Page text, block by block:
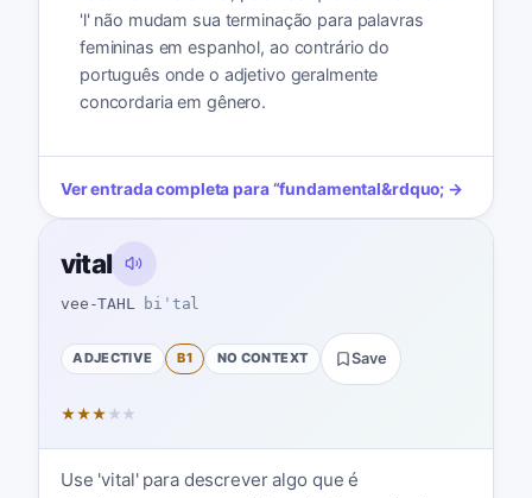
'l' não mudam sua terminação para palavras
femininas em espanhol, ao contrário do
português onde o adjetivo geralmente
concordaria em gênero.
Ver entrada completa para“fundamental&rdquo; →
vital
vee-TAHL biˈtal
ADJECTIVE B1 NO CONTEXT Save
★★★ ★ ★
Use 'vital' para descrever algo que é